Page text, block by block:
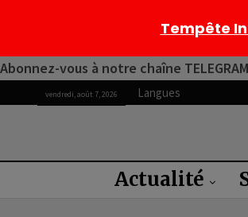
Abonnez-vous à notre chaîne
vendredi, août 7, 2026 Langues
Actualité
Tempête